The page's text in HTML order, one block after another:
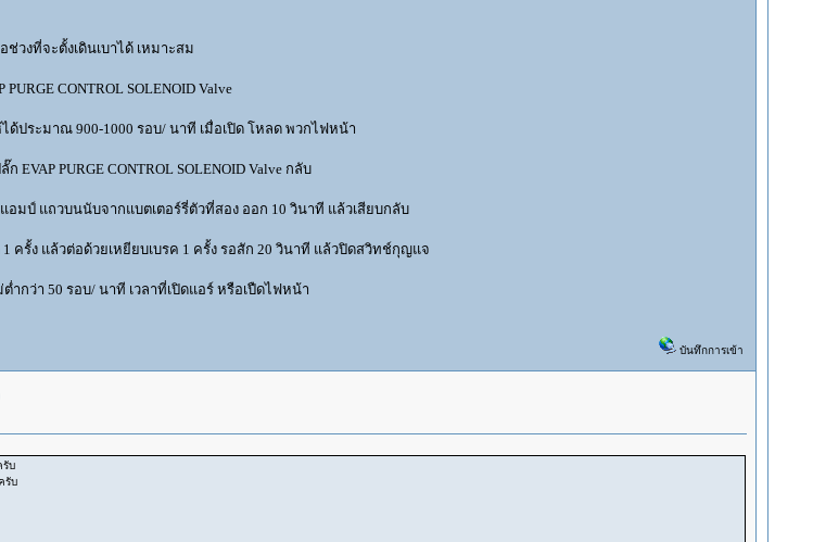
วงที่จะตั้งเดินเบาได้ เหมาะสม
CONTROL SOLENOID Valve
ด้ประมาณ 900-1000 รอบ/ นาที เมื่อเปิด โหลด พวกไฟหน้า
PURGE CONTROL SOLENOID Valve กลับ
อมป์ แถวบนนับจากแบตเตอร์รี่ตัวที่สอง ออก 10 วินาที แล้วเสียบกลับ
ครั้ง แล้วต่อด้วยเหยียบเบรค 1 ครั้ง รอสัก 20 วินาที แล้วปิดสวิทช์กุญแจ
กว่า 50 รอบ/ นาที เวลาที่เปิดแอร์ หรือเปืดไฟหน้า
บันทึกการเข้า
รับ
รับ